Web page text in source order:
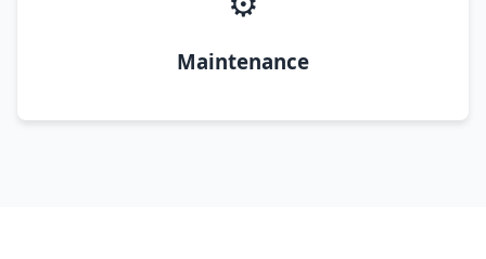
Maintenance